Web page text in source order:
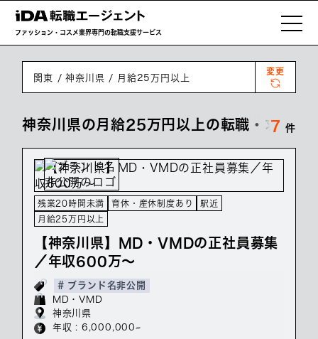
ファッション・コスメ業界専門の転職支援サービス
関東 神奈川県 月給25万円以上
変更
神奈川県の月給25万円以上の転職・求人情
7 件
残業20時間未満 育休・産休制度あり
駅近
月給25万円以上
【神奈川県】MD・VMDの正社員募集
／年収600万～
# ブランド名非公開
MD・VMD
神奈川県
年収 : 6,000,000~